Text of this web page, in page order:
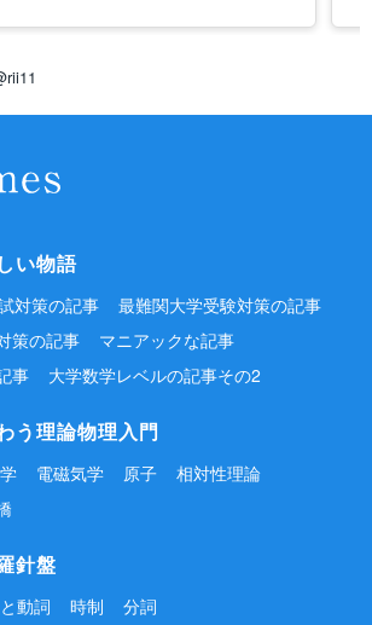
い物語
対策の記事
最難関大学受験対策の記事
策の記事
マニアックな記事
事
大学数学レベルの記事その2
う理論物理入門
電磁気学 原子
相対性理論
針盤
動詞 時制 分詞